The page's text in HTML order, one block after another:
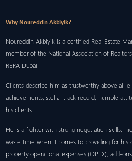
Why Noureddin Akbiyik?
Noureddin Akbiyik is a certified Real Estate
member of the National Association of
RERA Dubai.
Clients describe him as trustworthy above all
achievements, stellar track record, humble
his clients.
He is a fighter with strong negotiation skills,
waste time when it comes to providing for his
property operational expenses (OPEX), add-